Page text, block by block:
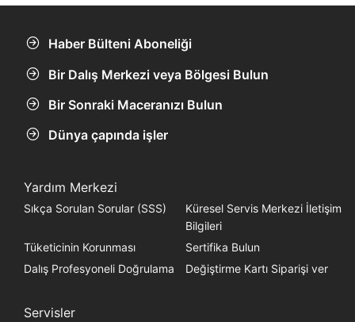
Sadece gelişmiş dalgıçlar için.
Haber Bülteni Aboneliği
Bir Dalış Merkezi veya Bölgesi Bulun
Bir Sonraki Maceranızı Bulun
Dünya çapında işler
Yardım Merkezi
Sıkça Sorulan Sorular (SSS)
Küresel Servis Merkezi İletişim
Bilgileri
Tüketicinin Korunması
Sertifika Bulun
Dalış Profesyoneli Doğrulama
Değiştirme Kartı Siparişi ver
Servisler